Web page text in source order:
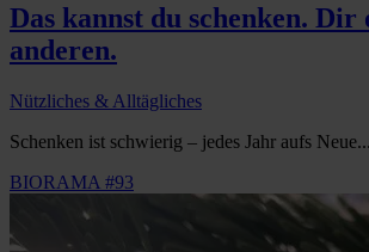
Das kannst du schenken. Dir
anderen.
Nützliches & Alltägliches
Schenken ist schwierig – jedes Jahr aufs Neue...
BIORAMA #93